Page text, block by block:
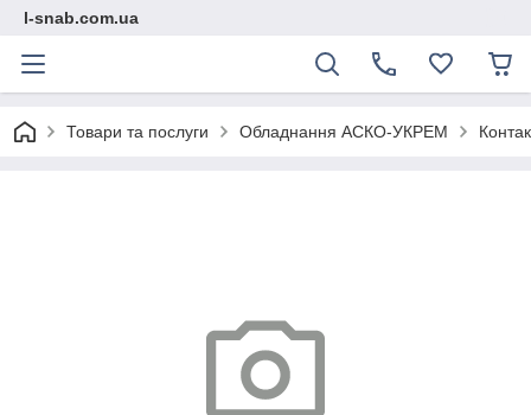
l-snab.com.ua
Товари та послуги Обладнання АСКО-УКРЕМ